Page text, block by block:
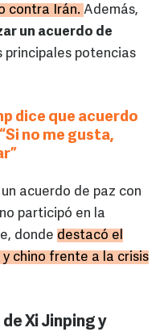
contra Irán. Además,
un acuerdo de
principales potencias
dice que acuerdo
no me gusta,
acuerdo de paz con
participó en la
donde destacó el
y chino frente a la crisis
Xi Jinping y